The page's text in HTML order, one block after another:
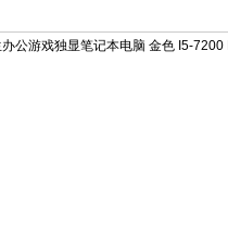
公游戏独显笔记本电脑 金色 I5-